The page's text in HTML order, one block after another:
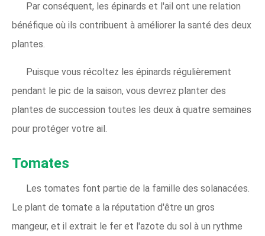
Par conséquent, les épinards et l'ail ont une relation
bénéfique où ils contribuent à améliorer la santé des deux
plantes.
Puisque vous récoltez les épinards régulièrement
pendant le pic de la saison, vous devrez planter des
plantes de succession toutes les deux à quatre semaines
pour protéger votre ail.
Tomates
Les tomates font partie de la famille des solanacées.
Le plant de tomate a la réputation d'être un gros
mangeur, et il extrait le fer et l'azote du sol à un rythme